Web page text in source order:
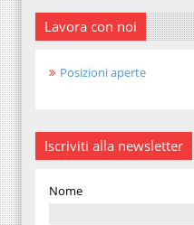
Lavora con noi
Posizioni aperte
Iscriviti alla newsletter
Nome